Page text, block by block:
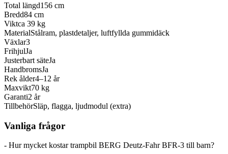
Total längd156 cm
Bredd84 cm
Viktca 39 kg
MaterialStålram, plastdetaljer, luftfyllda gummidäck
Växlar3
FrihjulJa
Justerbart säteJa
HandbromsJa
Rek ålder4–12 år
Maxvikt70 kg
Garanti2 år
TillbehörSläp, flagga, ljudmodul (extra)
Vanliga frågor
- Hur mycket kostar trampbil BERG Deutz-Fahr BFR-3 till barn?